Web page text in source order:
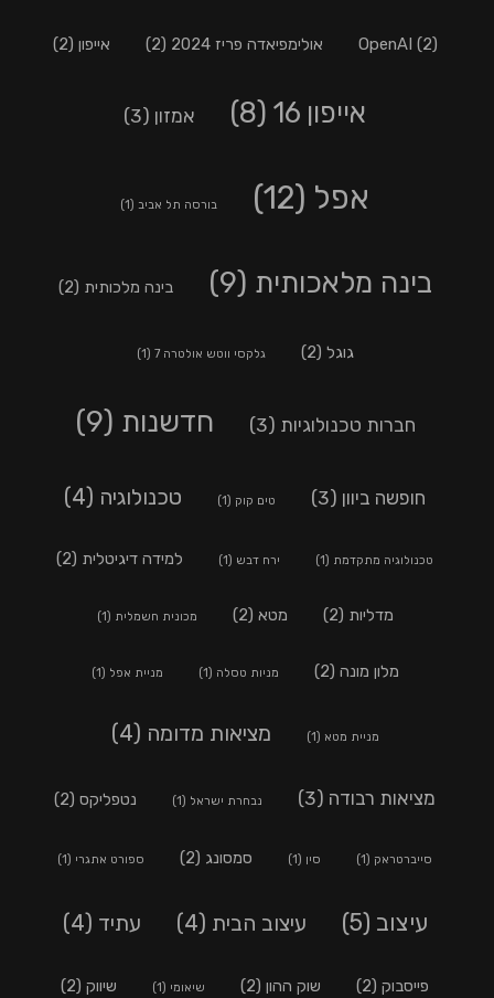
OpenAI (2) אולימפיאדה פריז 2024 (2) אייפון (2)
אייפון 16 (8) אמזון (3)
אפל (12) בורסה תל אביב (1)
בינה מלאכותית (9) בינה מלכותית (2)
גוגל (2) גלקסי ווטש אולטרה 7 (1)
חברות טכנולוגיות (3) חדשנות (9)
חופשה ביוון (3) טים קוק (1) טכנולוגיה (4)
טכנולוגיה מתקדמת (1) ירח דבש (1) למידה דיגיטלית (2)
מדליות (2) מטא (2) מכונית חשמלית (1)
מלון מונה (2) מניות טסלה (1) מניית אפל (1)
מניית מטא (1) מציאות מדומה (4)
מציאות רבודה (3) נבחרת ישראל (1) נטפליקס (2)
סייברטראק (1) סין (1) סמסונג (2) ספורט אתגרי (1)
עיצוב (5) עיצוב הבית (4) עתיד (4)
פייסבוק (2) שוק ההון (2) שיאומי (1) שיווק (2)